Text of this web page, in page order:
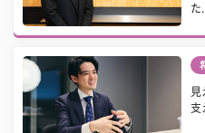
た...
見
支